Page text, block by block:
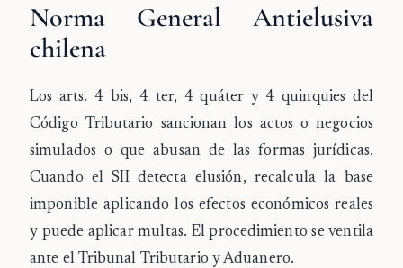
Norma General Antielusiva
chilena
Los arts. 4 bis, 4 ter, 4 quáter y 4 quinquies del
Código Tributario sancionan los actos o negocios
simulados o queabusande las formas jurídicas.
Cuando el SII detecta elusión, recalcula la base
imponible aplicando los efectos económicos reales
y puede aplicar multas. El procedimiento se ventila
ante el Tribunal Tributario y Aduanero.